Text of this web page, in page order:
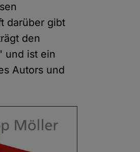
darüber gibt
den
und ist ein
Autors und